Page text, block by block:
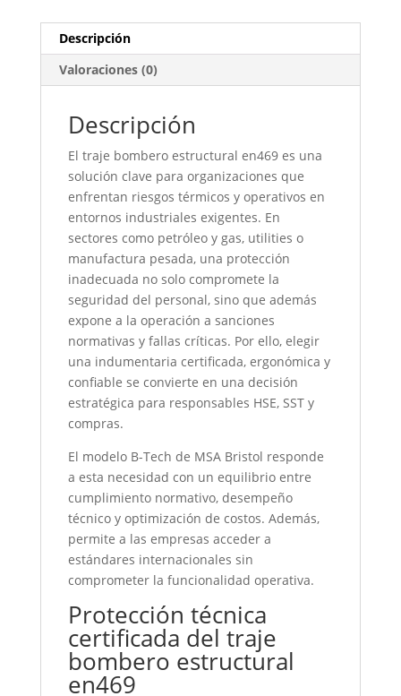
Descripción
Valoraciones (0)
Descripción
El traje bombero estructural en469 es una
solución clave para organizaciones que
enfrentan riesgos térmicos y operativos en
entornos industriales exigentes. En
sectores como petróleo y gas, utilities o
manufactura pesada, una protección
inadecuada no solo compromete la
seguridad del personal, sino que además
expone a la operación a sanciones
normativas y fallas críticas. Por ello, elegir
una indumentaria certificada, ergonómica y
confiable se convierte en una decisión
estratégica para responsables HSE, SST y
compras.
El modelo B-Tech de MSA Bristol responde
a esta necesidad con un equilibrio entre
cumplimiento normativo, desempeño
técnico y optimización de costos. Además,
permite a las empresas acceder a
estándares internacionales sin
comprometer la funcionalidad operativa.
Protección técnica
certificada del traje
bombero estructural
en469